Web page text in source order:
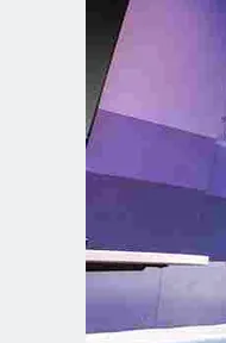
English
Spanish
Spanish
French
Italian